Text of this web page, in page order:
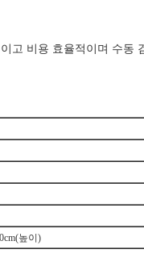
고 비용 효율적이며 수동
높이)